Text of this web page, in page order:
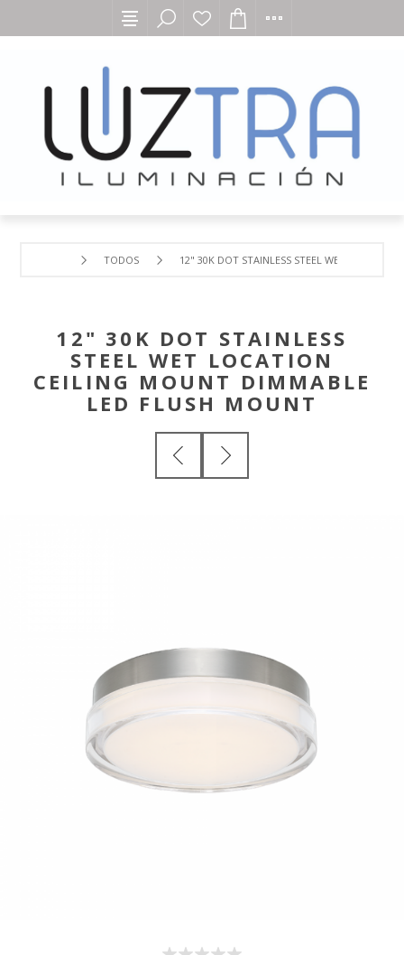
TODOS 12" 30K DOT STAINLESS STEEL WET
12" 30K DOT STAINLESS
STEEL WET LOCATION
CEILING MOUNT DIMMABLE
LED FLUSH MOUNT